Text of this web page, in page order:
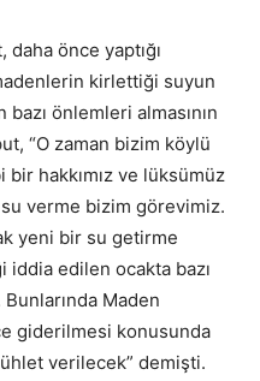
önce yaptığı
kirlettiği suyun
bazı önlemleri almasının
“O zaman bizim köylü
hakkımız ve lüksümüz
verme bizim görevimiz.
yeni bir su getirme
iddia edilen ocakta bazı
Maden
giderilmesi konusunda
verilecek” demişti.